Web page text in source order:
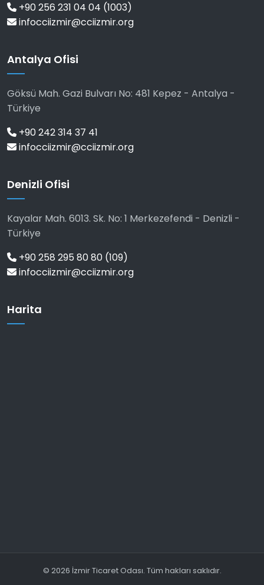
+90 256 231 04 04 (1003)
infocciizmir@cciizmir.org
Antalya Ofisi
Göksü Mah. Gazi Bulvarı No: 481 Kepez - Antalya -
Türkiye
+90 242 314 37 41
infocciizmir@cciizmir.org
Denizli Ofisi
Kayalar Mah. 6013. Sk. No: 1 Merkezefendi - Denizli -
Türkiye
+90 258 295 80 80 (109)
infocciizmir@cciizmir.org
Harita
© 2026 İzmir Ticaret Odası. Tüm hakları saklıdır.